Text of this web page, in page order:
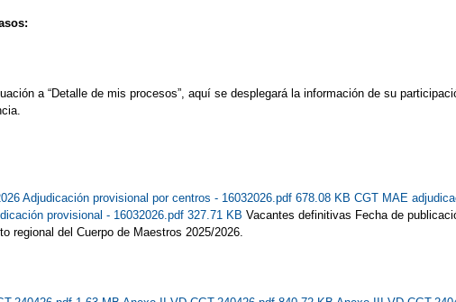
a “Detalle de mis procesos”, aquí se desplegará la información de su
Adjudicación provisional por centros - 16032026.pdf 678.08 KB CGT MAE
provisional - 16032026.pdf 327.71 KB Vacantes definitivas Fecha de
regional del Cuerpo de Maestros 2025/2026.